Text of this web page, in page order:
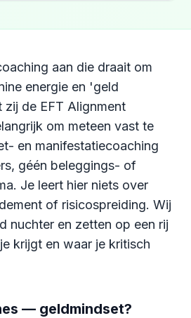
aan die draait om
energie en 'geld
de EFT Alignment
om meteen vast te
en manifestatiecoaching
géén beleggings- of
Je leert hier niets over
of risicospreiding. Wij
nuchter en zetten op een rij
krijgt en waar je kritisch
— geldmindset?